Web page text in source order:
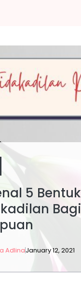
5 Bentuk
Bagi
AdlinaJanuary 12, 2021